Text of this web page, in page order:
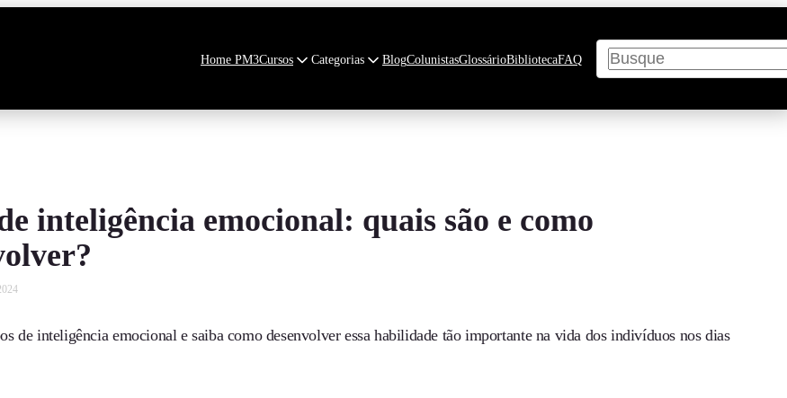
Home PM3Cursos Categorias BlogColunistasGlossárioBibliotecaFAQ
Pesquisar
inteligência emocional: quais são e como
de inteligência emocional e saiba como desenvolver essa habilidade tão importante na vida dos indivíduos nos dias